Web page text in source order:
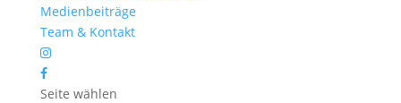
Medienbeiträge
Team & Kontakt
Seite wählen